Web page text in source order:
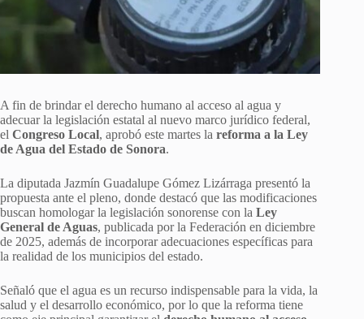
A fin de brindar el derecho humano al acceso al agua y
adecuar la legislación estatal al nuevo marco jurídico federal,
el Congreso Local, aprobó este martes la reforma a la Ley
de Agua del Estado de Sonora.
La diputada Jazmín Guadalupe Gómez Lizárraga presentó la
propuesta ante el pleno, donde destacó que las modificaciones
buscan homologar la legislación sonorense con la Ley
General de Aguas, publicada por la Federación en diciembre
de 2025, además de incorporar adecuaciones específicas para
la realidad de los municipios del estado.
Señaló que el agua es un recurso indispensable para la vida, la
salud y el desarrollo económico, por lo que la reforma tiene